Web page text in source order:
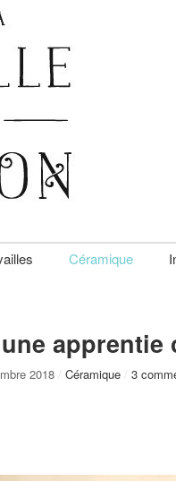
Céramique
apprentie
2018 / Céramique / 3